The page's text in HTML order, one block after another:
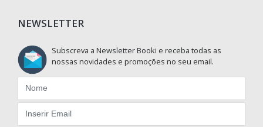
NEWSLETTER
Subscreva a Newsletter Booki e receba todas as
nossas novidades e promoções no seu email.